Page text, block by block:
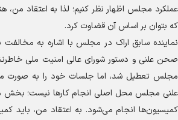
عملکرد مجلس اظهار نظر کنیم؛ لذا به اعتقاد من،
که بتوان بر اساس آن قضاوت کرد.
نماینده سابق اراک در مجلس با اشاره به مخالفت
صحن علنی و دستور شورای عالی امنیت ملی
مجلس تعطیل شد، اما جلسات خود را به صورت
علنی مجلس محل اصلی انجام کار‌ها نیست؛
کمیسیون‌ها انجام می‌شود. به اعتقاد من، باید